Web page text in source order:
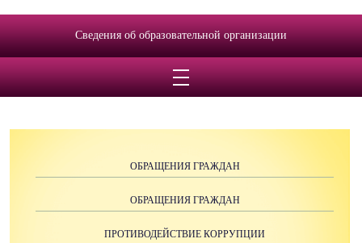
ОБРАЩЕНИЯ ГРАЖДАН
ОБРАЩЕНИЯ ГРАЖДАН
ПРОТИВОДЕЙСТВИЕ КОРРУПЦИИ
Сведения об образовательной организации